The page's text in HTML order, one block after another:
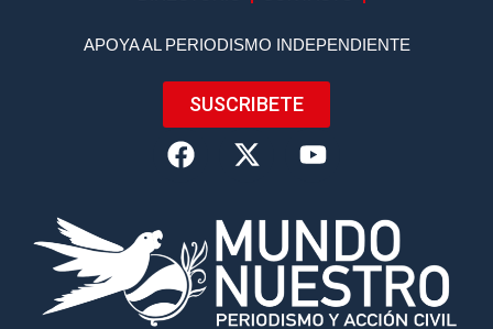
APOYA AL PERIODISMO INDEPENDIENTE
SUSCRIBETE